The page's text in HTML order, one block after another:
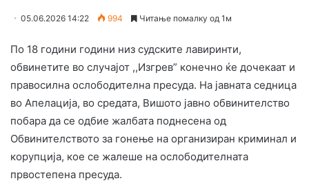
05.06.2026 14:22 994 Читање помалку од 1м
По 18 години години низ судските лавиринти,
обвинетите во случајот ,,Изгрев” конечно ќе дочекаат и
правосилна ослободителна пресуда. На јавната седница
во Апелација, во средата, Вишото јавно обвинителство
побара да се одбие жалбата поднесена од
Обвинителството за гонење на организиран криминал и
корупција, кое се жалеше на ослободителната
првостепена пресуда.